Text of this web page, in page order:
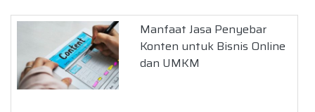
Manfaat Jasa Penyebar
Konten untuk Bisnis Online
dan UMKM